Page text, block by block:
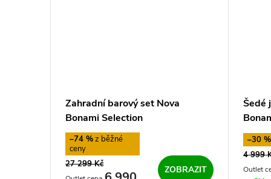
Zahradní barový set Nova
Bonami Selection
–74 %
27 299 Kč
ZOBRAZIT
Šedé
–30 %
4 999